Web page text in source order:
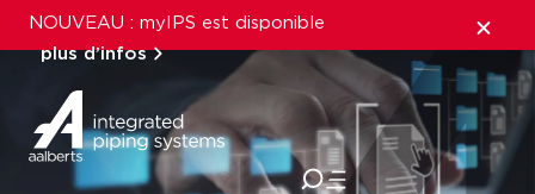
NOUVEAU : myIPS est disponible
plus d’infos
fermer